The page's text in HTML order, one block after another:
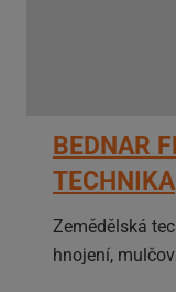
BEDNAR
TECHNIKA
Zemědělská
hnojení,